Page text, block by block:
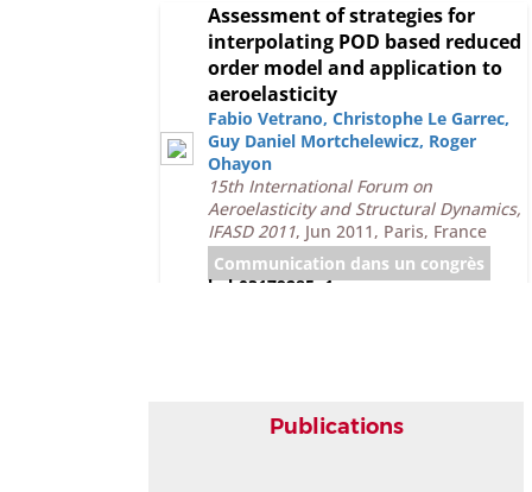
Assessment of strategies for
interpolating POD based reduced
order model and application to
aeroelasticity
Fabio Vetrano,Christophe Le Garrec,
Guy Daniel Mortchelewicz, Roger
Ohayon
15th International Forum on
Aeroelasticity and Structural Dynamics,
IFASD 2011, Jun 2011, Paris, France
Communication dans un congrès
hal-03179285v1
Publications